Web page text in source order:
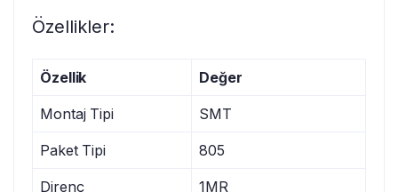
Özellikler:
Özellik Değer
Montaj Tipi SMT
Paket Tipi 805
Direnç 1MR